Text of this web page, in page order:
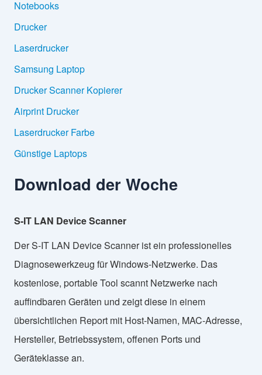
Notebooks
Drucker
Laserdrucker
Samsung Laptop
Drucker Scanner Kopierer
Airprint Drucker
Laserdrucker Farbe
Günstige Laptops
Download der Woche
S-IT LAN Device Scanner
Der S-IT LAN Device Scanner ist ein professionelles
Diagnosewerkzeug für Windows-Netzwerke. Das
kostenlose, portable Tool scannt Netzwerke nach
auffindbaren Geräten und zeigt diese in einem
übersichtlichen Report mit Host-Namen, MAC-Adresse,
Hersteller, Betriebssystem, offenen Ports und
Geräteklasse an.